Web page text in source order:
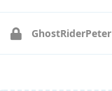
GhostRiderPeter